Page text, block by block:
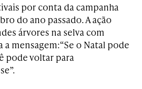
por conta da campanha
do ano passado. A ação
árvores na selva com
mensagem:“Se o Natal pode
pode voltar para